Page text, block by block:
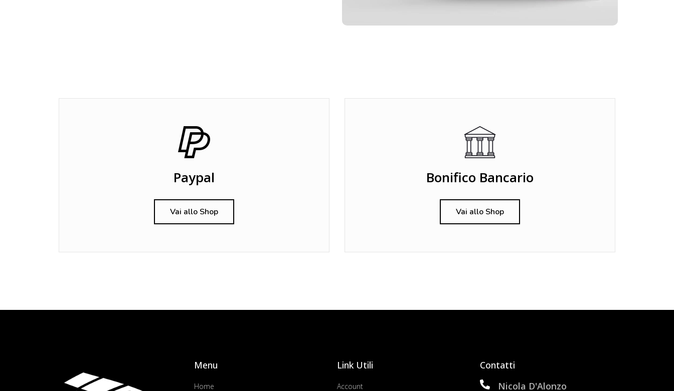
Paypal
Vai allo Shop
Bonifico Bancario
Vai allo Shop
Menu
Home
Link Utili
Account
Contatti
Nicola D'Alonzo